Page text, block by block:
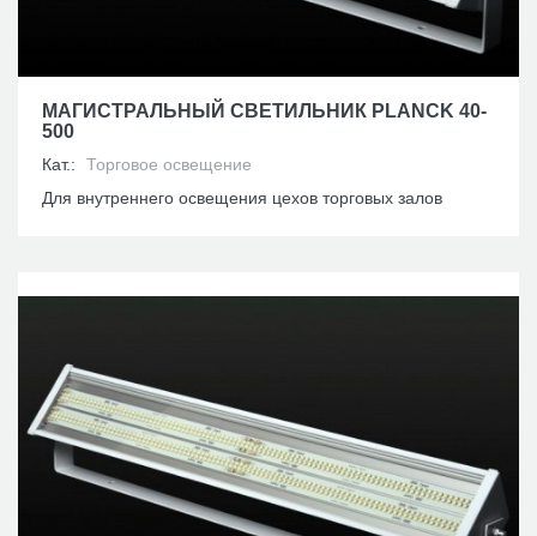
МАГИСТРАЛЬНЫЙ СВЕТИЛЬНИК PLANCK 40-
500
Кат.:
Торговое освещение
Для внутреннего освещения цехов торговых залов